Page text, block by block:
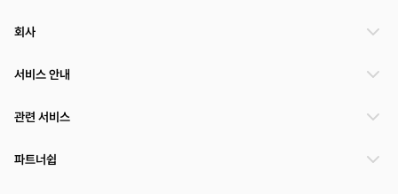
회사
서비스 안내
관련 서비스
파트너쉽